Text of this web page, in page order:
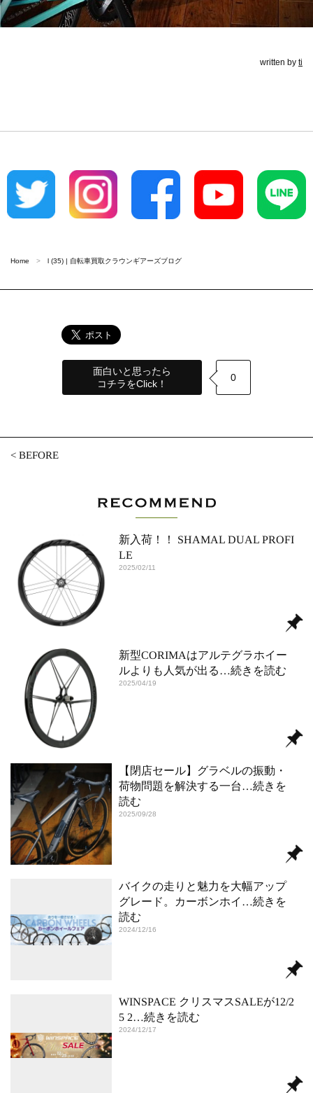
written by ti
Home l (35) | 自転車買取クラウンギアーズブログ
面白いと思ったら
コチラをClick！
0
<BEFORE
新入荷！！ SHAMAL DUAL PROFI
LE
2025/02/11
新型CORIMAはアルテグラホイー
ルよりも人気が出る …続きを読む
2025/04/19
【閉店セール】グラベルの振動・
荷物問題を解決する一台 …続きを
読む
2025/09/28
バイクの走りと魅力を大幅アップ
グレード。カーボンホイ …続きを
読む
2024/12/16
WINSPACE クリスマスSALEが12/2
5 2…続きを読む
2024/12/17